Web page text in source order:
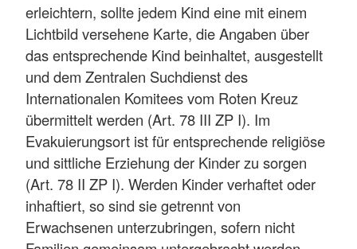
erleichtern, sollte jedem Kind eine mit einem
Lichtbild versehene Karte, die Angaben über
das entsprechende Kind beinhaltet, ausgestellt
und dem Zentralen Suchdienst des
Internationalen Komitees vom Roten Kreuz
übermittelt werden (Art. 78 III ZP I). Im
Evakuierungsort ist für entsprechende religiöse
und sittliche Erziehung der Kinder zu sorgen
(Art. 78 II ZP I). Werden Kinder verhaftet oder
inhaftiert, so sind sie getrennt von
Erwachsenen unterzubringen, sofern nicht